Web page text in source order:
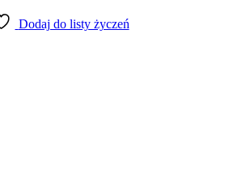
Dodaj do listy życzeń